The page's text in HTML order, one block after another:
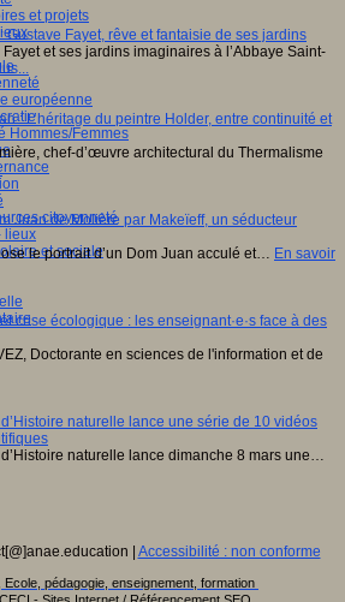
et projets
européenne
Hommes/Femmes
citoyenneté
lieux
et sociale
Gustave Fayet, rêve et fantaisie de ses jardins
Fayet et ses jardins imaginaires à l’Abbaye Saint-
: L’héritage du peintre Holder, entre continuité et
chef-d’œuvre architectural du Thermalisme
Juan de Molière par Makeïeff, un séducteur
le portrait d’un Dom Juan acculé et… En savoir
crise écologique : les enseignant·e·s face à des
Doctorante en sciences de l'information et de
naturelle lance une série de 10 vidéos
naturelle lance dimanche 8 mars une…
| Accessibilité : non conforme
pédagogie, enseignement, formation